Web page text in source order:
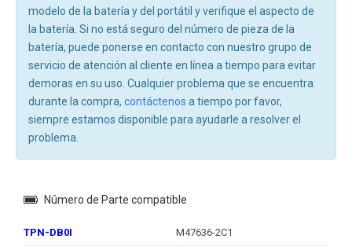
modelo de la batería y del portátil y verifique el aspecto de
la batería. Si no está seguro del número de pieza de la
batería, puede ponerse en contacto con nuestro grupo de
servicio de atención al cliente en línea a tiempo para evitar
demoras en su uso. Cualquier problema que se encuentra
durante la compra, contáctenos a tiempo por favor,
siempre estamos disponible para ayudarle a resolver el
problema.
Número de Parte compatible
TPN-DB0I M47636-2C1